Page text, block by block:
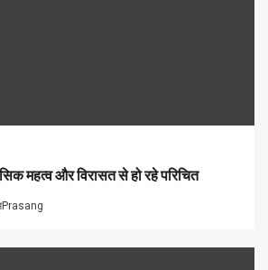
महत्व और विरासत से हो रहे परिचित